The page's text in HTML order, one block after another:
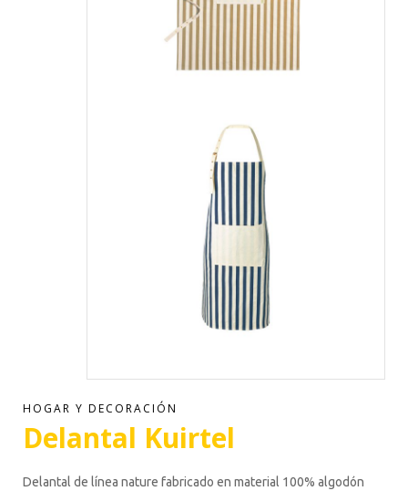
HOGAR Y DECORACIÓN
Delantal Kuirtel
Delantal de línea nature fabricado en material 100% algodón